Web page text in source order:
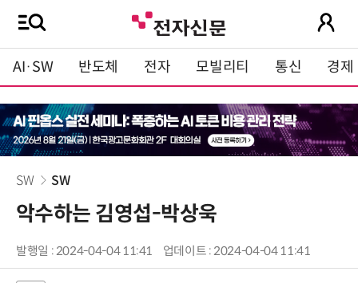
AI·SW 반도체 전자 모빌리티 통신 경제
SW SW
악수하는 김영섭-박상욱
발행일 : 2024-04-04 11:41 업데이트 : 2024-04-04 11:41